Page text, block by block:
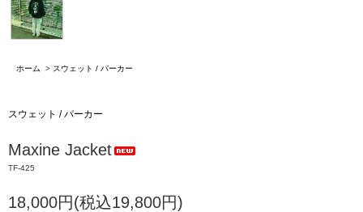
ホーム > スウェット / パーカー
スウェット / パーカー
Maxine Jacket
TF-425
18,000円(税込19,800円)